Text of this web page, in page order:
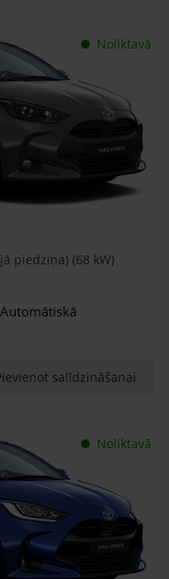
Noliktavā
piedziņa) (68 kW)
Automātiskā
salīdzināšanai
Noliktavā